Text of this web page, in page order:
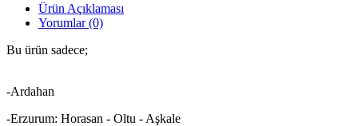
Ürün Açıklaması
Yorumlar (0)
Bu ürün sadece;
-Ardahan
-Erzurum: Horasan - Oltu - Aşkale